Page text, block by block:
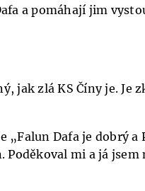
a pomáhají jim
jak zlá KS Číny je. Je
„Falun Dafa je dobrý a
Poděkoval mi a já jsem